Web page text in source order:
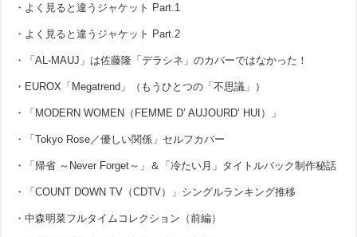
・よく見ると違うジャケット Part.1
・よく見ると違うジャケット Part.2
・「AL-MAUJ」は佐藤隆「デラシネ」のカバーではなかった！
・EUROX「Megatrend」（もうひとつの「不思議」）
・「MODERN WOMEN（FEMME D’ AUJOURD’ HUI）」
・「Tokyo Rose／優しい関係」セルフカバー
・「帰省 ～Never Forget～」＆「冷たい月」タイトルバック制作秘話
・「COUNT DOWN TV（CDTV）」シングルランキング推移
・中森明菜フルタイムコレクション（前編）